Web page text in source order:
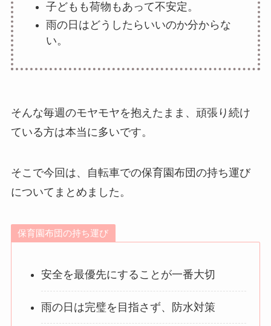
子どもも荷物もあって不安定。
雨の日はどうしたらいいのか分からな
い。
そんな毎週のモヤモヤを抱えたまま、頑張り続け
ている方は本当に多いです。
そこで今回は、自転車での保育園布団の持ち運び
についてまとめました。
保育園布団の持ち運び
安全を最優先にすることが一番大切
雨の日は完璧を目指さず、防水対策